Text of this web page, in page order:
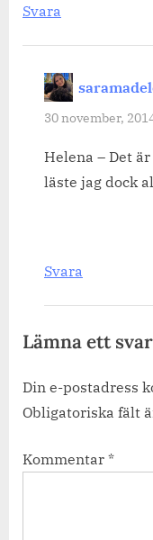
Svara
30 november,
Helena – Det
läste jag dock
Svara
Lämna ett svar
Din e-postadress
Obligatoriska fält
Kommentar *